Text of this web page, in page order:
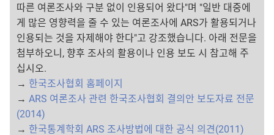
따른 여론조사와 구분 없이 인용되어 왔다"며 "일반 대중에
게 많은 영향력을 줄 수 있는 여론조사에 ARS가 활용되거나
인용되는 것을 자제해야 한다"고 강조했습니다. 아래 전문을
첨부하오니, 향후 조사의 활용이나 인용 보도 시 참고해 주
십시오.
→ 한국조사협회 홈페이지
→ ARS 여론조사 관련 한국조사협회 결의안 보도자료 전문
(2014)
→ 한국통계학회 ARS 조사방법에 대한 공식 의견(2011)